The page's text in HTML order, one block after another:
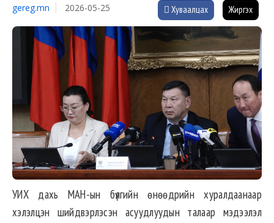
gereg.mn 2026-05-25 Хуваалцах Жиргэх
УИХ дахь МАН-ын бүлгийн өнөөдрийн хуралдаанаар
хэлэлцэн шийдвэрлэсэн асуудлуудын талаар мэдээлэл